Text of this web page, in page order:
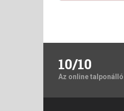
10/10
Az online talponálló